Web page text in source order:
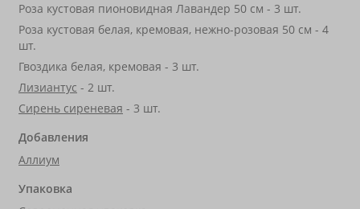
Роза кустовая пионовидная Лавандер 50 см - 3 шт.
Роза кустовая белая, кремовая, нежно-розовая 50 см - 4
шт.
Гвоздика белая, кремовая - 3 шт.
Лизиантус - 2 шт.
Сирень сиреневая - 3 шт.
Добавления
Аллиум
Упаковка